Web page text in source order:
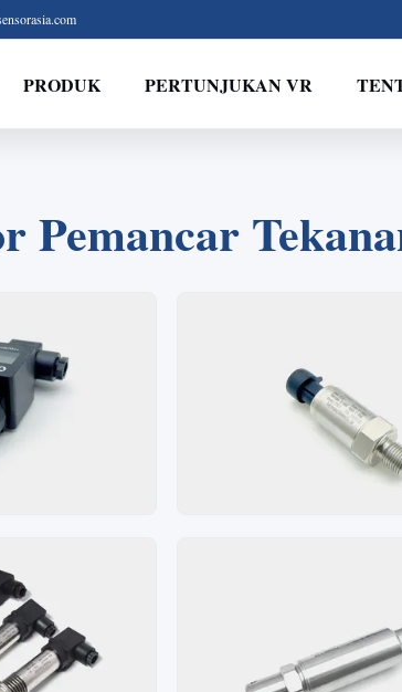
PRODUK PERTUNJUKAN VR
Pemancar